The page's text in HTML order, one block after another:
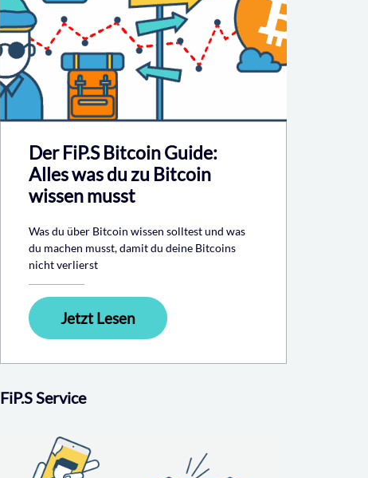
Der FiP.S Bitcoin Guide:
Alles was du zu Bitcoin
wissen musst
Was du über Bitcoin wissen solltest und was
du machen musst, damit du deine Bitcoins
nicht verlierst
Jetzt Lesen
FiP.S Service